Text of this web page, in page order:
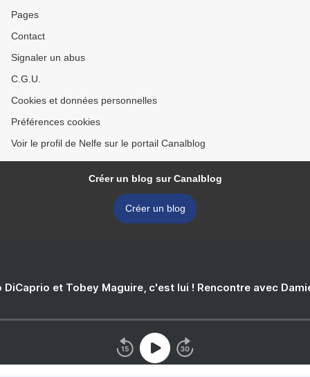
Pages
Contact
Signaler un abus
C.G.U.
Cookies et données personnelles
Préférences cookies
Voir le profil de Nelfe sur le portail Canalblog
Créer un blog sur Canalblog
Créer un blog
DiCaprio et Tobey Maguire, c'est lui ! Rencontre avec